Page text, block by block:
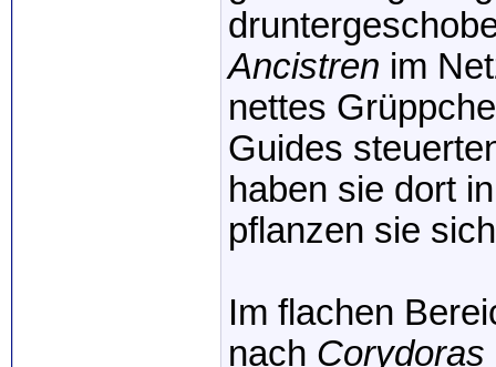
Ancistren im
nettes
Guides
haben sie dort
pflanzen sie
Im flachen
nach Corydoras